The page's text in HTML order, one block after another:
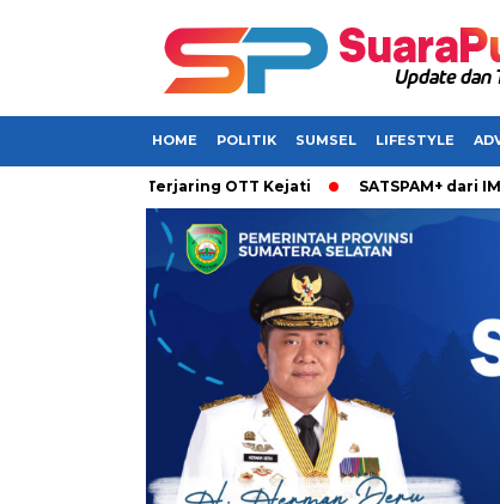
HOME POLITIK SUMSEL LIFESTYLE
Terjaring OTT Kejati SATSPAM+ dari IM3